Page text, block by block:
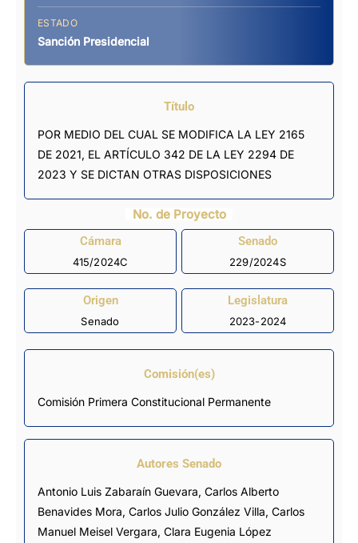
ESTADO
Sanción Presidencial
Título
POR MEDIO DEL CUAL SE MODIFICA LA LEY 2165
DE 2021, EL ARTÍCULO 342 DE LA LEY 2294 DE
2023 Y SE DICTAN OTRAS DISPOSICIONES
No. de Proyecto
Cámara
415/2024C
Senado
229/2024S
Origen
Senado
Legislatura
2023-2024
Comisión(es)
Comisión Primera Constitucional Permanente
Autores Senado
Antonio Luis Zabaraín Guevara, Carlos Alberto
Benavides Mora, Carlos Julio González Villa, Carlos
Manuel Meisel Vergara, Clara Eugenia López